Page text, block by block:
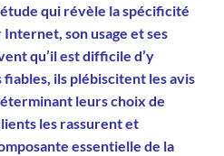
qui révèle la spécificité
son usage et ses
qu’il est difficile d’y
ils plébiscitent les avis
leurs choix de
les rassurent et
essentielle de la